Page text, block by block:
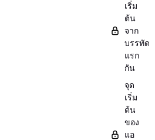
เริ่ม
ต้น
จาก
บรรทัด
แรก
กัน
จุด
เริ่ม
ต้น
ของ
แอ